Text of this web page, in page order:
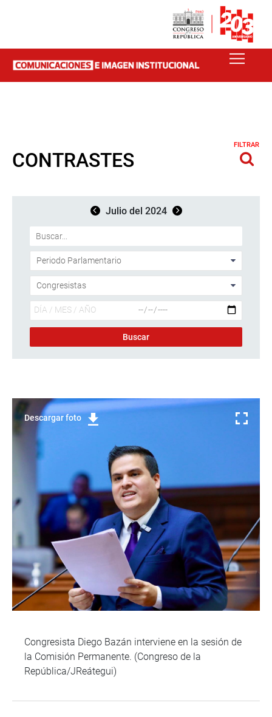
CONTRASTES
FILTRAR
Julio del 2024
Descargar foto
Congresista Diego Bazán interviene en la sesión de
la Comisión Permanente. (Congreso de la
República/JReátegui)